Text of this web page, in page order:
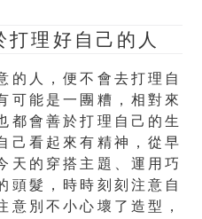
理好自己的人
的人，便不會去打理自
可能是一團糟，相對來
都會善於打理自己的生
己看起來有精神，從早
天的穿搭主題、運用巧
頭髮，時時刻刻注意自
意別不小心壞了造型，